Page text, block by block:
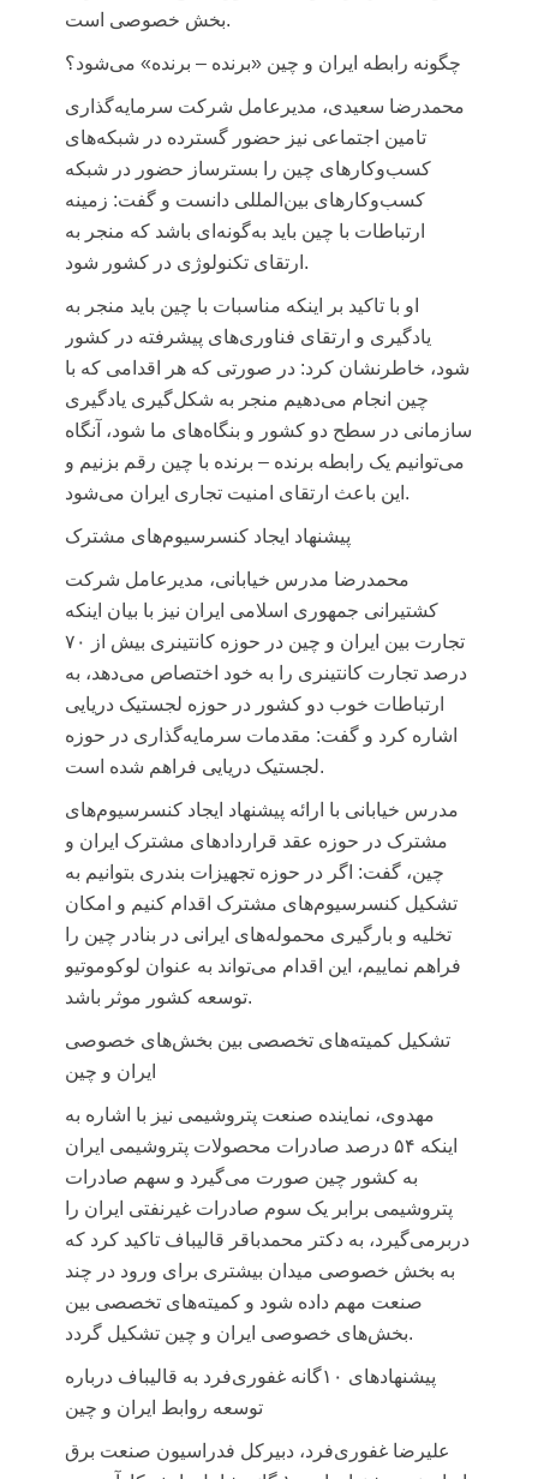
بخش خصوصی است.
چگونه رابطه ایران و چین «برنده – برنده» می‌شود؟
محمدرضا سعیدی، مدیرعامل شرکت سرمایه‌گذاری
تامین اجتماعی نیز حضور گسترده در شبکه‌های
کسب‌وکارهای چین را بسترساز حضور در شبکه
کسب‌وکارهای بین‌المللی دانست و گفت: زمینه
ارتباطات با چین باید به‌گونه‌ای باشد که منجر به
ارتقای تکنولوژی در کشور شود.
او با تاکید بر اینکه مناسبات با چین باید منجر به
یادگیری و ارتقای فناوری‌های پیشرفته در کشور
شود، خاطرنشان کرد: در صورتی که هر اقدامی که با
چین انجام می‌دهیم منجر به شکل‌گیری یادگیری
سازمانی در سطح دو کشور و بنگاه‌های ما شود، آنگاه
می‌توانیم یک رابطه برنده – برنده با چین رقم بزنیم و
این باعث ارتقای امنیت تجاری ایران می‌شود.
پیشنهاد ایجاد کنسرسیوم‌های مشترک
محمدرضا مدرس خیابانی، مدیرعامل شرکت
کشتیرانی جمهوری اسلامی ایران نیز با بیان اینکه
تجارت بین ایران و چین در حوزه کانتینری بیش از ۷۰
درصد تجارت کانتینری را به خود اختصاص می‌دهد، به
ارتباطات خوب دو کشور در حوزه لجستیک دریایی
اشاره کرد و گفت: مقدمات سرمایه‌گذاری در حوزه
لجستیک دریایی فراهم شده است.
مدرس خیابانی با ارائه پیشنهاد ایجاد کنسرسیوم‌های
مشترک در حوزه عقد قراردادهای مشترک ایران و
چین، گفت: اگر در حوزه تجهیزات بندری بتوانیم به
تشکیل کنسرسیوم‌های مشترک اقدام کنیم و امکان
تخلیه و بارگیری محموله‌های ایرانی در بنادر چین را
فراهم نماییم، این اقدام می‌تواند به عنوان لوکوموتیو
توسعه کشور موثر باشد.
تشکیل کمیته‌های تخصصی بین بخش‌های خصوصی
ایران و چین
مهدوی، نماینده صنعت پتروشیمی نیز با اشاره به
اینکه ۵۴ درصد صادرات محصولات پتروشیمی ایران
به کشور چین صورت می‌گیرد و سهم صادرات
پتروشیمی برابر یک سوم صادرات غیرنفتی ایران را
دربرمی‌گیرد، به دکتر محمدباقر قالیباف تاکید کرد که
به بخش خصوصی میدان بیشتری برای ورود در چند
صنعت مهم داده شود و کمیته‌های تخصصی بین
بخش‌های خصوصی ایران و چین تشکیل گردد.
پیشنهادهای ۱۰گانه غفوری‌فرد به قالیباف درباره
توسعه روابط ایران و چین
علیرضا غفوری‌فرد، دبیرکل فدراسیون صنعت برق